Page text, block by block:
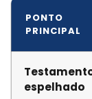
PONTO
PRINCIPAL
espelhado